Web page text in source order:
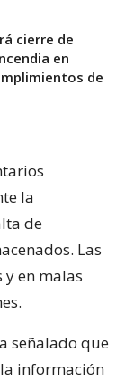
cierre de
en
de
la
de
Las
en malas
señalado que
información